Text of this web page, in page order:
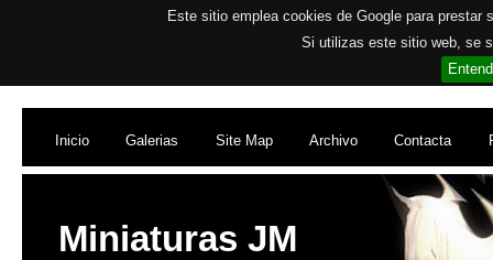
Este sitio emplea cookies de Google para
Si utilizas este sitio web, se
Inicio Galerias Site Map Archivo Contacta
Miniaturas JM